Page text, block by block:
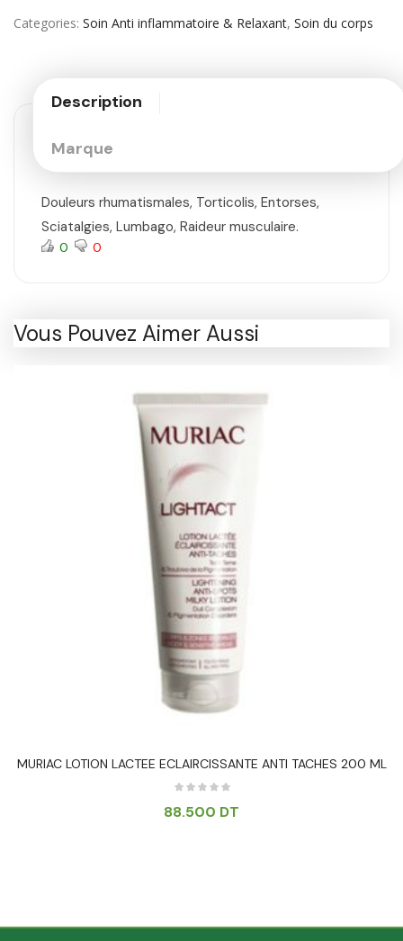
Categories Soin Anti inflammatoire & Relaxant, Soin du corps
Description
Marque
Douleurs rhumatismales, Torticolis, Entorses,
Sciatalgies, Lumbago, Raideur musculaire.
0 0
Vous Pouvez Aimer Aussi
MURIAC LOTION LACTEE ECLAIRCISSANTE ANTI TACHES 200 ML
88.500 DT